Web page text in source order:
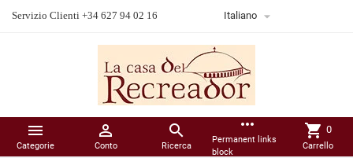
Servizio Clienti +34 627 94 02 16 Italiano 

Categorie

Conto

Ricerca
more_horiz
Permanent links
block
shopping_cart 0
Carrello